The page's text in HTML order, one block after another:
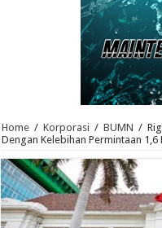
Home / Korporasi / BUMN /
Dengan Kelebihan Permintaan 1,6